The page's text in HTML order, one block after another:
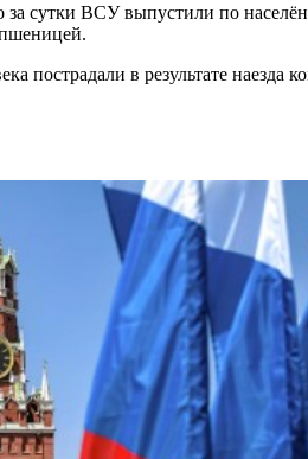
за сутки ВСУ выпустили по
пострадали в результате